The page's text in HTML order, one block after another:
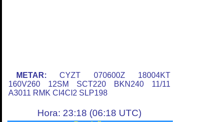
METAR: CYZT 070600Z 18004KT
160V260 12SM SCT220 BKN240 11/11
A3011 RMK CI4CI2 SLP198
Hora: 23:18 (06:18 UTC)